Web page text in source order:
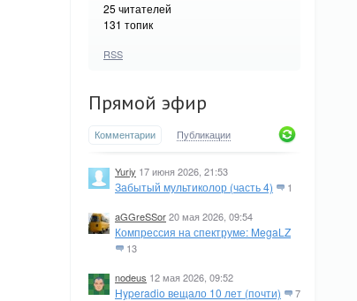
25 читателей
131 топик
RSS
Прямой эфир
Комментарии Публикации
Yuriy 17 июня 2026, 21:53
Забытый мультиколор (часть 4) 1
aGGreSSor20 мая 2026, 09:54
Компрессия на спектруме: MegaLZ
13
nodeus 12 мая 2026, 09:52
Hyperadio вещало 10 лет (почти) 7